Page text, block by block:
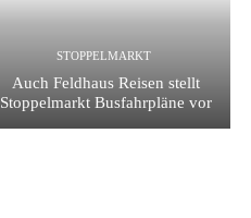
STOPPELMARKT
Auch Feldhaus Reisen stellt
Stoppelmarkt Busfahrpläne vor